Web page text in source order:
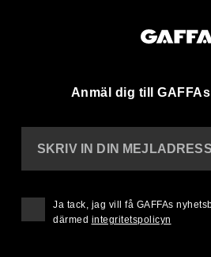
Anmäl dig till
SKRIV IN DIN MEJLADRESS
Ja tack, jag vill få GAFFAs
därmed integritetspolicyn